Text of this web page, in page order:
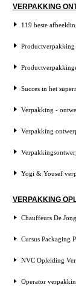
VERPAKKING
119 beste
Productverpakking
Succes in het
Verpakking -
Verpakking
Yogi & Yousef
VERPAKKING
Chauffeurs De
Cursus Packaging
NVC Opleiding
Operator